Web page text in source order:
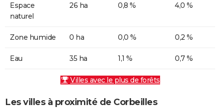
Espace
naturel
26 ha 0,8 % 4,0 %
Zone humide 0 ha 0,0 % 0,2 %
Eau 35 ha 1,1 % 0,7 %
Villes avec le plus de forêts
Les villes à proximité de Corbeilles